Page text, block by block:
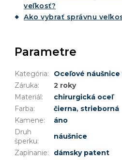
veľkosť?
Ako vybrať správnu
Parametre
Kategória:
Oceľové náušnice
Záruka:
2 roky
Materiál :
chirurgická oceľ
Farba: čierna, strieborná
Kamene:
áno
Druh
šperku:
náušnice
Zapínanie: dámsky patent